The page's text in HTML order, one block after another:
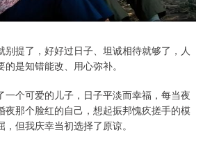
别提了，好好过日子、坦诚相待就够了，人
是知错能改、用心弥补。
一个可爱的儿子，日子平淡而幸福，每当夜
夜那个脸红的自己，想起振邦愧疚搓手的模
但我庆幸当初选择了原谅。